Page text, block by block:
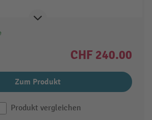
CHF 240.00
Zum Produkt
Produkt vergleichen